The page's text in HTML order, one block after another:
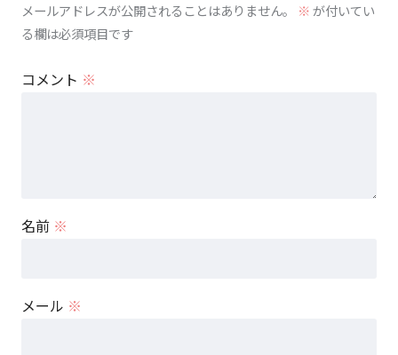
メールアドレスが公開されることはありません。 ※が付いてい
る欄は必須項目です
コメント ※
名前 ※
メール ※